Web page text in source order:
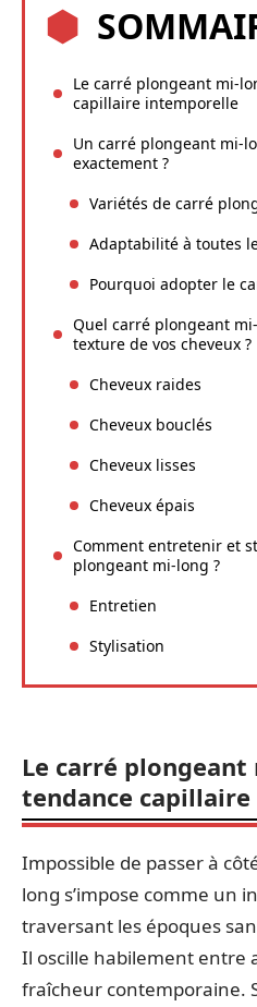
Le carré plongeant mi-
capillaire intemporelle
Un carré plongeant mi-
exactement ?
Variétés de carré
Adaptabilité à toutes
Pourquoi adopter le
Quel carré plongeant
texture de vos cheveux ?
Cheveux raides
Cheveux bouclés
Cheveux lisses
Cheveux épais
Comment entretenir et
plongeant mi-long ?
Entretien
Stylisation
Le carré
tendance
Impossible de passer à
long s’impose comme un
traversant les époques
Il oscille habilement entre
fraîcheur contemporaine.